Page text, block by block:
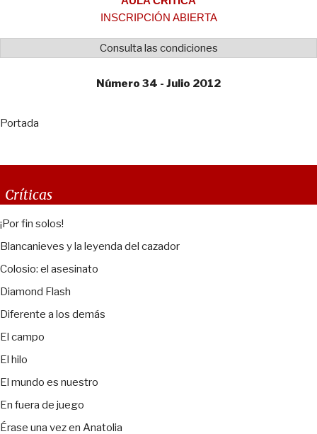
INSCRIPCIÓN ABIERTA
Consulta las condiciones
Número 34 - Julio 2012
Portada
Críticas
¡Por fin solos!
Blancanieves y la leyenda del cazador
Colosio: el asesinato
Diamond Flash
Diferente a los demás
El campo
El hilo
El mundo es nuestro
En fuera de juego
Érase una vez en Anatolia